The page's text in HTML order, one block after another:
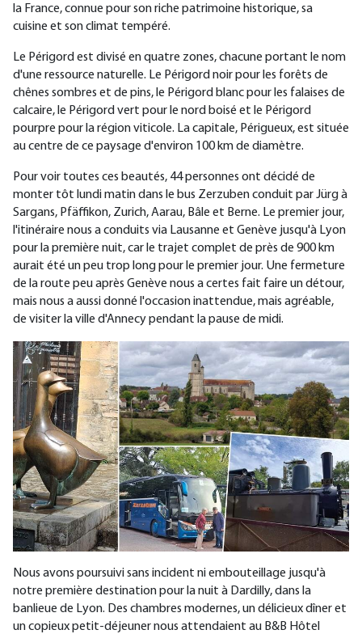
la France, connue pour son riche patrimoine historique, sa
cuisine et son climat tempéré.
Le Périgord est divisé en quatre zones, chacune portant le nom
d'une ressource naturelle. Le Périgord noir pour les forêts de
chênes sombres et de pins, le Périgord blanc pour les falaises de
calcaire, le Périgord vert pour le nord boisé et le Périgord
pourpre pour la région viticole. La capitale, Périgueux, est située
au centre de ce paysage d'environ 100 km de diamètre.
Pour voir toutes ces beautés, 44 personnes ont décidé de
monter tôt lundi matin dans le bus Zerzuben conduit par Jürg à
Sargans, Pfäffikon, Zurich, Aarau, Bâle et Berne. Le premier jour,
l'itinéraire nous a conduits via Lausanne et Genève jusqu'à Lyon
pour la première nuit, car le trajet complet de près de 900 km
aurait été un peu trop long pour le premier jour. Une fermeture
de la route peu après Genève nous a certes fait faire un détour,
mais nous a aussi donné l'occasion inattendue, mais agréable,
de visiter la ville d'Annecy pendant la pause de midi.
Nous avons poursuivi sans incident ni embouteillage jusqu'à
notre première destination pour la nuit à Dardilly, dans la
banlieue de Lyon. Des chambres modernes, un délicieux dîner et
un copieux petit-déjeuner nous attendaient au B&B Hôtel